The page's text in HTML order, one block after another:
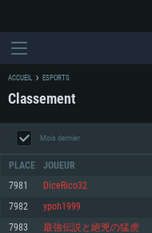
ACCUEIL ESPORTS
Classement
Mois dernier
PLACE JOUEUR
7981 DiceRico32
7982 ypoh1999
7983 最強伝説と絕兇の猛虎